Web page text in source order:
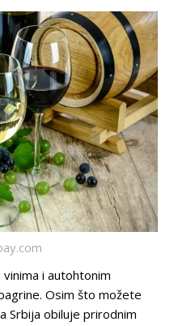
i autohtonim
Osim što možete
Srbija obiluje prirodnim